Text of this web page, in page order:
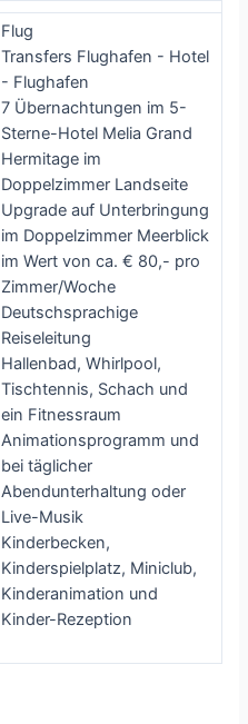
Flug
Transfers Flughafen - Hotel
- Flughafen
7 Übernachtungen im 5-
Sterne-Hotel Melia Grand
Hermitage im
Doppelzimmer Landseite
Upgrade auf Unterbringung
im Doppelzimmer Meerblick
im Wert von ca. € 80,- pro
Zimmer/Woche
Deutschsprachige
Reiseleitung
Hallenbad, Whirlpool,
Tischtennis, Schach und
ein Fitnessraum
Animationsprogramm und
bei täglicher
Abendunterhaltung oder
Live-Musik
Kinderbecken,
Kinderspielplatz, Miniclub,
Kinderanimation und
Kinder-Rezeption